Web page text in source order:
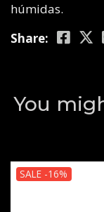
húmidas.
Share:
You
SALE -16%